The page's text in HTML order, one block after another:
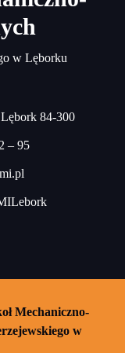
w Lęborku
84-300
– 95
Mechaniczno-
w